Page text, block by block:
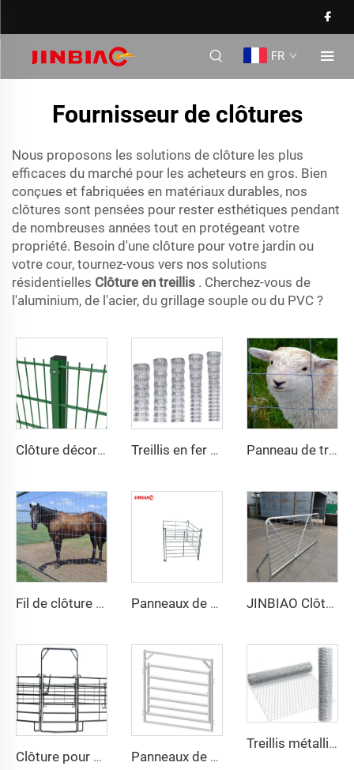
FR
Fournisseur de clôtures
Nous proposons les solutions de clôture les plus
efficaces du marché pour les acheteurs en gros. Bien
conçues et fabriquées en matériaux durables, nos
clôtures sont pensées pour rester esthétiques pendant
de nombreuses années tout en protégeant votre
propriété. Besoin d'une clôture pour votre jardin ou
votre cour, tournez-vous vers nos solutions
résidentielles Clôture en treillis . Cherchez-vous de
l'aluminium, de l'acier, du grillage souple ou du PVC ?
Clôture décorative en treillis métallique soudé haute sécurité, revêtement en vinyle vert, double fil 868, maille 2D pour jardin Treillis en fer recouvert de PVC, clôture galvanisée pour élevage, charnière, treillis PVC pour protection agricole disponible à la vente Panneau de treillis JINBIAO pour champs agricoles, panneau de clôture pour bovins et ovins
Fil de clôture galvanisé pour champs agricoles de 8 pieds, clôture pour bovins, ovins et caprins Panneaux de clôture en fer forgé d'occasion à bas prix en usine, panneaux de clôture galvanisés pour enclos à chevaux disponibles à la vente JINBIAO Clôture Métallique pour Moutons et Chèvres Panneaux pour Porcs Enclos pour Chevaux et Bétail Panneaux d'Enclos pour Bétail
Clôture pour Ferme Équine Populaire Galvanisée Clôture Métallique pour Cour de Ferme Portails pour Bétail Panneaux pour Chevaux Panneaux de Clôture de Haute Qualité pour Enclos à Moutons Panneaux en Acier pour Chèvres Stalles pour Chevaux Stables pour Bétail et Moutons
Treillis métallique galvanisé à chaud en acier inoxydable pour poulailler Treillis décoratif hexagonal pour poulailler Revêtement PVC Clôtures soudées